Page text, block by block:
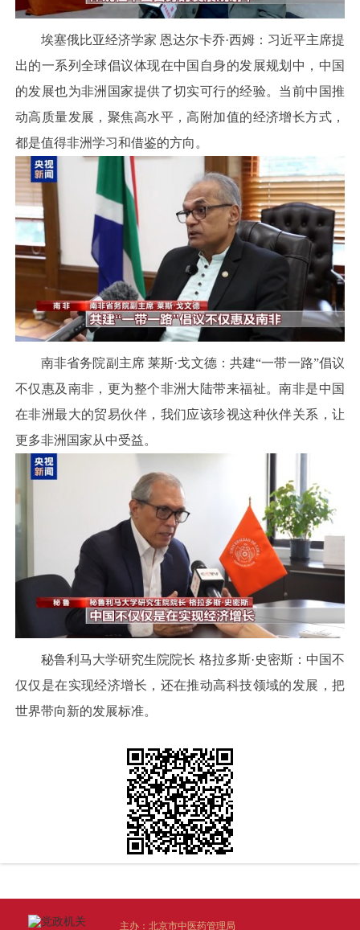
埃塞俄比亚经济学家 恩达尔卡乔·西姆：习近平主席提
出的一系列全球倡议体现在中国自身的发展规划中，中国
的发展也为非洲国家提供了切实可行的经验。当前中国推
动高质量发展，聚焦高水平，高附加值的经济增长方式，
都是值得非洲学习和借鉴的方向。
南非省务院副主席 莱斯·戈文德：共建“一带一路”倡议
不仅惠及南非，更为整个非洲大陆带来福祉。南非是中国
在非洲最大的贸易伙伴，我们应该珍视这种伙伴关系，让
更多非洲国家从中受益。
秘鲁利马大学研究生院院长 格拉多斯·史密斯：中国不
仅仅是在实现经济增长，还在推动高科技领域的发展，把
世界带向新的发展标准。
主办：北京市中医药管理局